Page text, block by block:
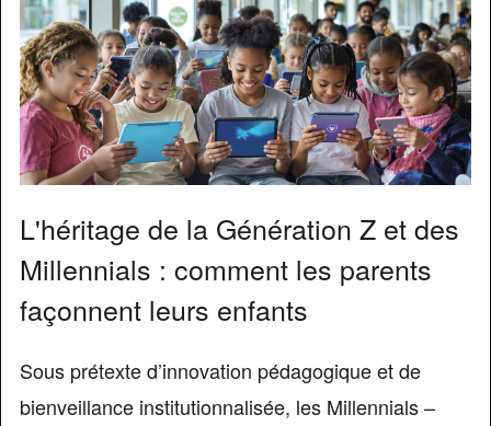
L'héritage de la Génération Z et des
Millennials : comment les parents
façonnent leurs enfants
Sous prétexte d’innovation pédagogique et de
bienveillance institutionnalisée, les Millennials –